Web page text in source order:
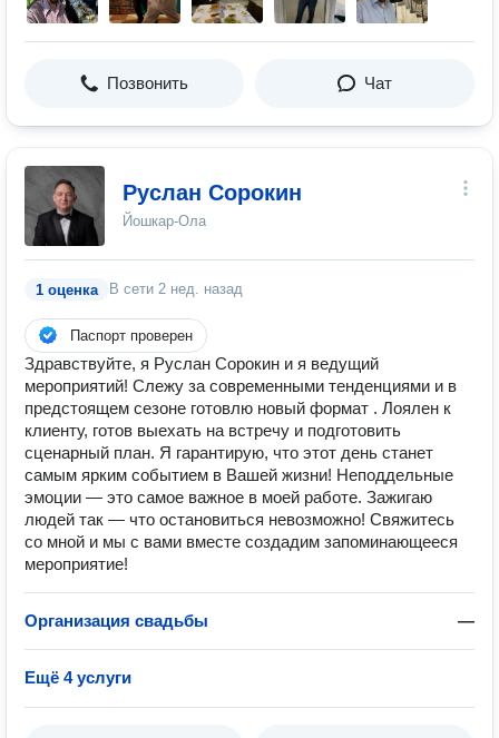
Позвонить Чат
Руслан Сорокин
Йошкар-Ола
1 оценка В сети 2 нед. назад
Паспорт проверен
Здравствуйте, я Руслан Сорокин и я ведущий
мероприятий! Слежу за современными тенденциями и в
предстоящем сезоне готовлю новый формат . Лоялен к
клиенту, готов выехать на встречу и подготовить
сценарный план. Я гарантирую, что этот день станет
самым ярким событием в Вашей жизни! Неподдельные
эмоции — это самое важное в моей работе. Зажигаю
людей так — что остановиться невозможно! Свяжитесь
со мной и мы с вами вместе создадим запоминающееся
мероприятие!
Организация свадьбы —
Ещё 4 услуги